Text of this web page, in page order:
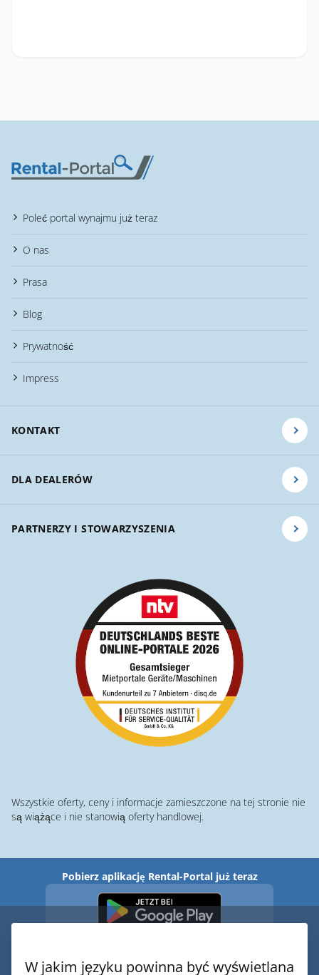
Poleć portal wynajmu już teraz
O nas
Prasa
Blog
Prywatność
Impress
KONTAKT
DLA DEALERÓW
PARTNERZY I STOWARZYSZENIA
Wszystkie oferty, ceny i informacje zamieszczone na tej stronie nie
są wiążące i nie stanowią oferty handlowej.
Pobierz aplikację Rental-Portal już teraz
W jakim języku powinna być wyświetlana